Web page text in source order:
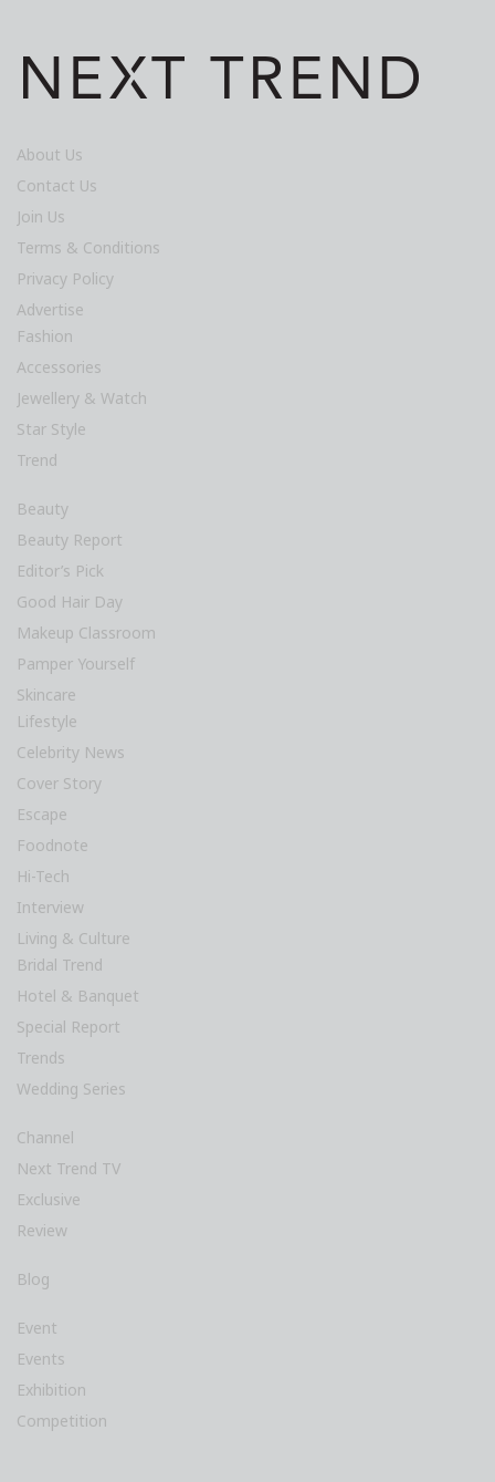
About Us
Contact Us
Join Us
Terms & Conditions
Privacy Policy
Advertise
Fashion
Accessories
Jewellery & Watch
Star Style
Trend
Beauty
Beauty Report
Editor’s Pick
Good Hair Day
Makeup Classroom
Pamper Yourself
Skincare
Lifestyle
Celebrity News
Cover Story
Escape
Foodnote
Hi-Tech
Interview
Living & Culture
Bridal Trend
Hotel & Banquet
Special Report
Trends
Wedding Series
Channel
Next Trend TV
Exclusive
Review
Blog
Event
Events
Exhibition
Competition